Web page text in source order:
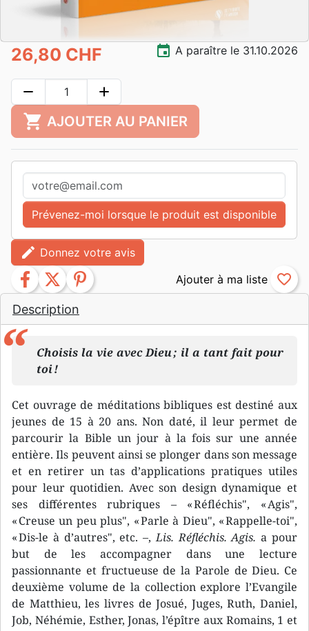
Description
Choisis la vie avec Dieu ; il a tant fait pour
toi !
Cet ouvrage de méditations bibliques est destiné aux
jeunes de 15 à 20 ans. Non daté, il leur permet de
parcourir la Bible un jour à la fois sur une année
entière. Ils peuvent ainsi se plonger dans son message
et en retirer un tas d’applications pratiques utiles
pour leur quotidien. Avec son design dynamique et
ses différentes rubriques – « Réfléchis", « Agis",
« Creuse un peu plus", « Parle à Dieu", « Rappelle-toi",
« Dis-le à d’autres", etc. –,Lis. Réfléchis. Agis. a pour
but de les accompagner dans une lecture
passionnante et fructueuse de la Parole de Dieu. Ce
deuxième volume de la collection explore l’Evangile
de Matthieu, les livres de Josué, Juges, Ruth, Daniel,
Job, Néhémie, Esther, Jonas, l’épître aux Romains, 1 et
26,80 CHF event A paraître le 31.10.2026
remove add
shopping_cart AJOUTER AU PANIER
Prévenez-moi lorsque le produit est disponible
edit Donnez votre avis
facebook twitter pinterest favorite_border